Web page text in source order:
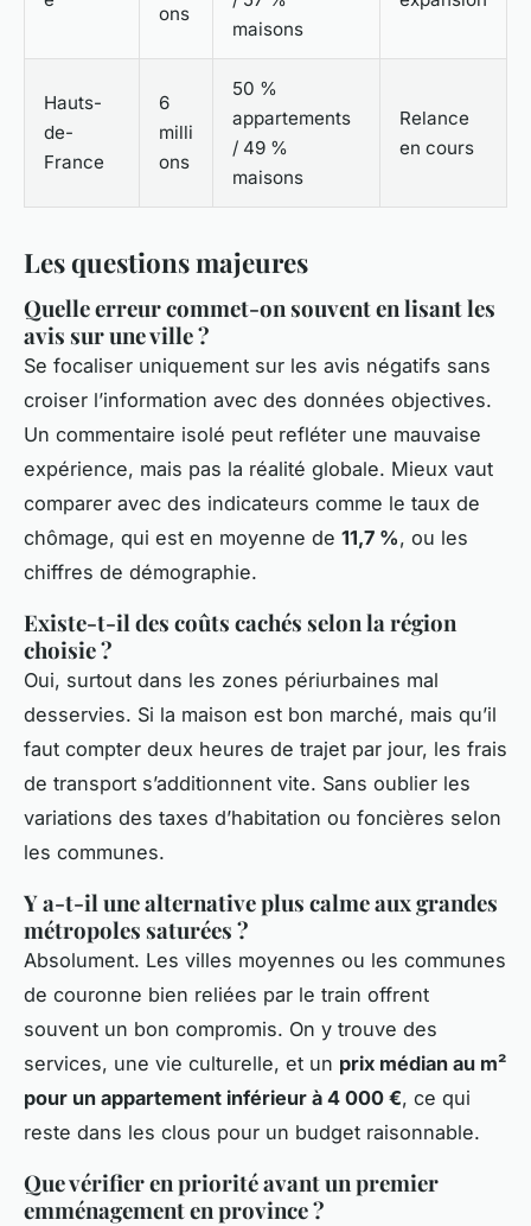
ons
maisons
Hauts-
de-
France
6
milli
ons
50 %
appartements
/ 49 %
maisons
Relance
en cours
Les questions majeures
Quelle erreur commet-on souvent en lisant les
avis sur une ville ?
Se focaliser uniquement sur les avis négatifs sans
croiser l’information avec des données objectives.
Un commentaire isolé peut refléter une mauvaise
expérience, mais pas la réalité globale. Mieux vaut
comparer avec des indicateurs comme le taux de
chômage, qui est en moyenne de 11,7 %, ou les
chiffres de démographie.
Existe-t-il des coûts cachés selon la région
choisie ?
Oui, surtout dans les zones périurbaines mal
desservies. Si la maison est bon marché, mais qu’il
faut compter deux heures de trajet par jour, les frais
de transport s’additionnent vite. Sans oublier les
variations des taxes d’habitation ou foncières selon
les communes.
Y a-t-il une alternative plus calme aux grandes
métropoles saturées ?
Absolument. Les villes moyennes ou les communes
de couronne bien reliées par le train offrent
souvent un bon compromis. On y trouve des
services, une vie culturelle, et un prix médian au m²
pour un appartement inférieur à 4 000 €, ce qui
reste dans les clous pour un budget raisonnable.
Que vérifier en priorité avant un premier
emménagement en province ?